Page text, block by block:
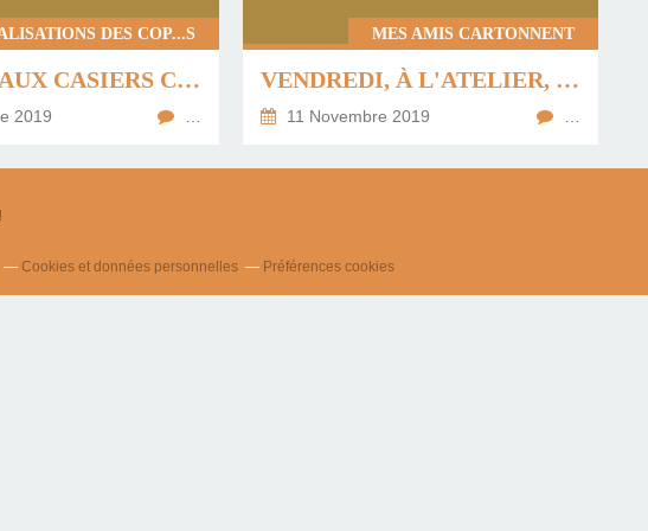
DES COP...S
LA BOÎTE AUX CASIERS COULISSANTS DE NADINE R ...
2019
MES AMIS CARTONNENT
VENDREDI, À L'ATELIER, LE PLATEAU DOUBLE CARRÉ D'ANNETTE ...
11 Novembre 2019
Cookies et données personnelles Préférences cookies